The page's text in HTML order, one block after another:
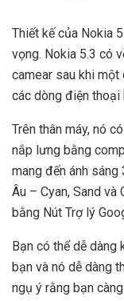
Thiết kế của Nokia
vọng. Nokia 5.3 có
camear sau khi một
các dòng điện thoại
Trên thân máy, nó
nắp lưng bằng
mang đến ánh
Âu – Cyan, Sand và
bằng Nút Trợ lý
Bạn có thể dễ
bạn và nó dễ dàng
ngụ ý rằng bạn